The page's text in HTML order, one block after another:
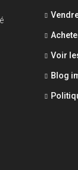
Voir
Blog